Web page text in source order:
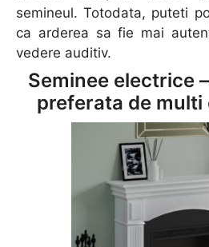
semineul. Totodata, puteti
ca arderea sa fie mai
vedere auditiv.
Seminee electrice
preferata de